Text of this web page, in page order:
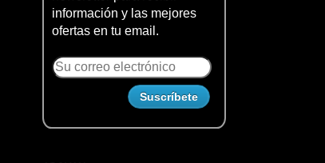
información y las mejores
ofertas en tu email.